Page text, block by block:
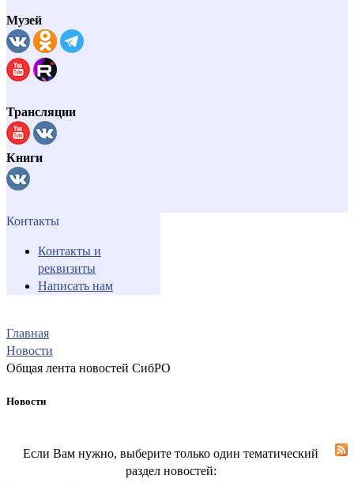
Музей
Трансляции
Книги
Контакты
Контакты и
реквизиты
Написать нам
Главная
Новости
Общая лента новостей СибРО
Новости
Если Вам нужно, выберите только один тематический
раздел новостей: